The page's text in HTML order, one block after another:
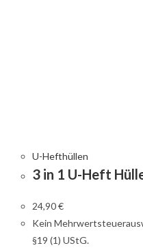
U-Hefthüllen
3 in 1 U-Heft
24,90€
Kein
§19 (1) UStG.